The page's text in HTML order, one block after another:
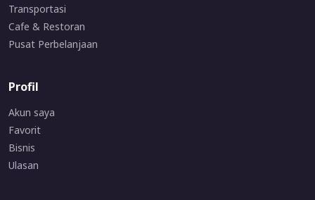
Transportasi
Cafe & Restoran
Pusat Perbelanjaan
Profil
Akun saya
Favorit
Bisnis
Ulasan